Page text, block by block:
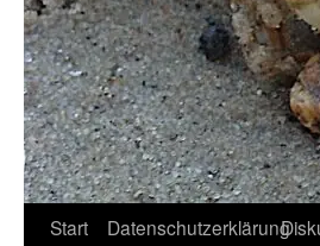
Start Datenschutzerklärung